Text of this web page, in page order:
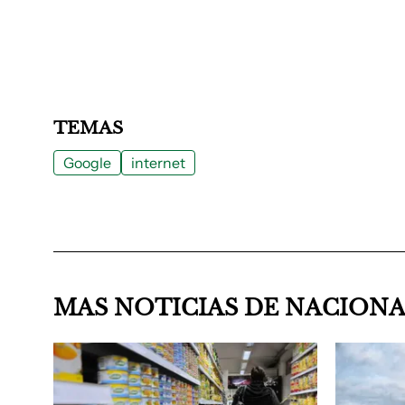
TEMAS
Google internet
MAS NOTICIAS DE